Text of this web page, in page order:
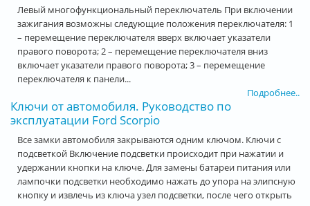
Левый многофункциональный переключатель При включении
зажигания возможны следующие положения переключателя: 1
– перемещение переключателя вверх включает указатели
правого поворота; 2 – перемещение переключателя вниз
включает указатели правого поворота; 3 – перемещение
переключателя к панели...
Подробнее..
Ключи от автомобиля. Руководство по
эксплуатации Ford Scorpio
Все замки автомобиля закрываются одним ключом. Ключи с
подсветкой Включение подсветки происходит при нажатии и
удержании кнопки на ключе. Для замены батареи питания или
лампочки подсветки необходимо нажать до упора на элипсную
кнопку и извлечь из ключа узел подсветки, после чего открыть